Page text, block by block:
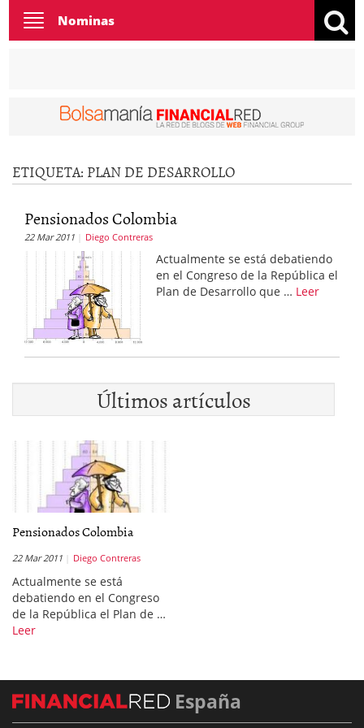
Toggle
navigation
Nominas
ETIQUETA: PLAN DE DESARROLLO
Pensionados Colombia
22 Mar 2011 Diego Contreras
Actualmente se está debatiendo
en el Congreso de la República el
Plan de Desarrollo que … Leer
Últimos artículos
Pensionados Colombia
22 Mar 2011 Diego Contreras
Actualmente se está
debatiendo en el Congreso
de la República el Plan de …
Leer
España